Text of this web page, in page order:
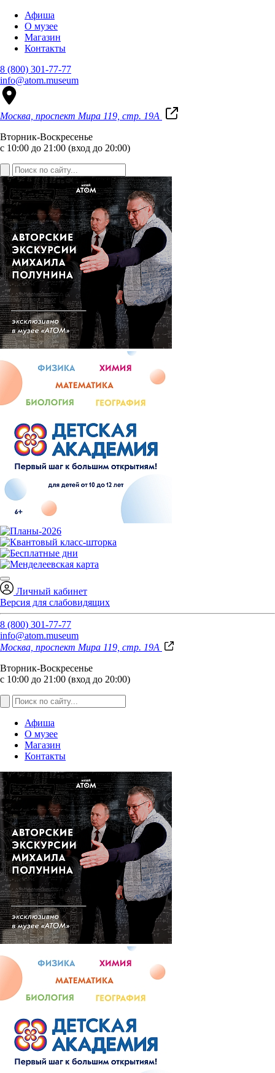
Афиша
О музее
Магазин
Контакты
8 (800) 301-77-77
info@atom.museum
Москва, проспект Мира 119, стр. 19А
Вторник-Воскресенье
с 10:00 до 21:00 (вход до 20:00)
Личный кабинет
Версия для слабовидящих
8 (800) 301-77-77
info@atom.museum
Москва, проспект Мира 119, стр. 19А
Вторник-Воскресенье
с 10:00 до 21:00 (вход до 20:00)
Афиша
О музее
Магазин
Контакты